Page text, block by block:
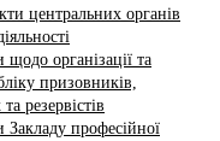
центральних органів
організації та
призовників,
резервістів
професійної